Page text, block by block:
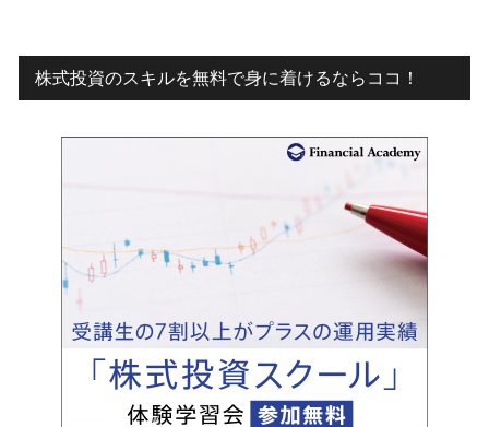
株式投資のスキルを無料で身に着けるならココ！